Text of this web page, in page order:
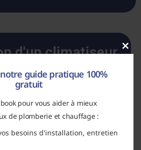
d'un climatiseur
c’est un peu comme
: Trouve le
guide pratique 100%
gratuit
pour vous aider à mieux
de plomberie et chauffage :
besoins d'installation, entretien